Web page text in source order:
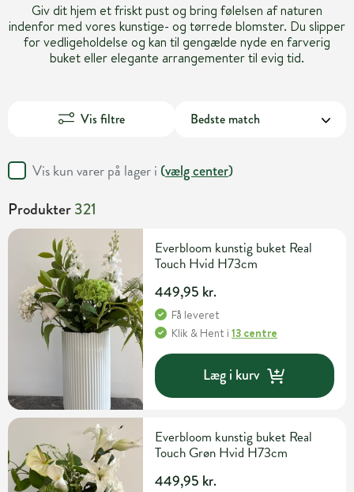
Giv dit hjem et friskt pust og bring følelsen af naturen
indenfor med vores kunstige- og tørrede blomster. Du slipper
for vedligeholdelse og kan til gengælde nyde en farverig
buket eller elegante arrangementer til evig tid.
Vis filtre
Vis kun varer på lager i (vælg center)
Produkter321
Everbloom kunstig buket Real
Touch Hvid H73cm
449,95 kr.
Få leveret
Klik & Hent i13 centre
Læg i kurv
Everbloom kunstig buket Real
Touch Grøn Hvid H73cm
449,95 kr.